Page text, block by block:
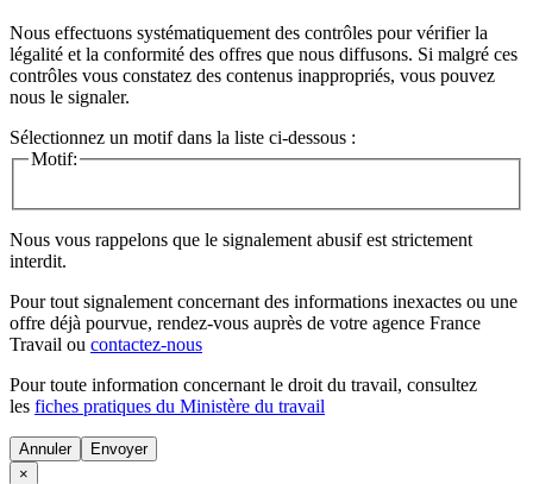
Nous effectuons systématiquement des contrôles pour vérifier la
légalité et la conformité des offres que nous diffusons. Si malgré ces
contrôles vous constatez des contenus inappropriés, vous pouvez
nous le signaler.
Sélectionnez un motif dans la liste ci-dessous :
Motif:
Nous vous rappelons que le signalement abusif est strictement
interdit.
Pour tout signalement concernant des informations inexactes ou une
offre déjà pourvue, rendez-vous auprès de votre agence France
Travail ou contactez-nous
Pour toute information concernant le droit du travail, consultez
les fiches pratiques du Ministère du travail
Annuler
×